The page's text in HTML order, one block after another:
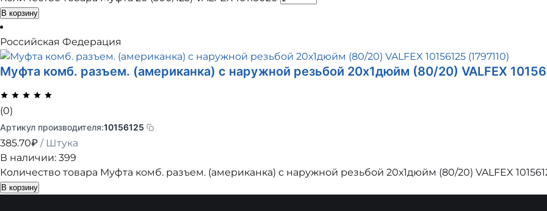
В корзину
Российская Федерация
Муфта комб. разъем. (американка) с наружной резьбой 20х1дюйм (80/20) VALFEX
(0)
Артикул производителя:10156125
385.70₽ / Штука
В наличии: 399
Количество товара Муфта комб. разъем. (американка) с наружной резьбой 20х1дюйм (80/20) VALFEX
В корзину